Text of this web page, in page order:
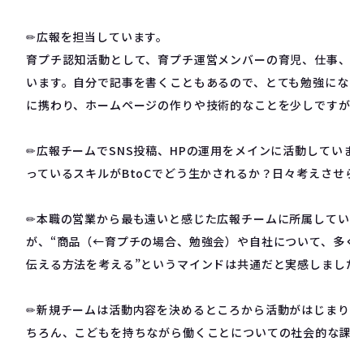
✏︎広報を担当しています。
育プチ認知活動として、育プチ運営メンバーの育児、仕事
います。自分で記事を書くこともあるので、とても勉強に
に携わり、ホームページの作りや技術的なことを少しですが
✏︎広報チームでSNS投稿、HPの運用をメインに活動して
っているスキルがBtoCでどう生かされるか？日々考えさせ
✏︎本職の営業から最も遠いと感じた広報チームに所属して
が、“商品（←育プチの場合、勉強会）や自社について、多
伝える方法を考える”というマインドは共通だと実感しまし
✏︎新規チームは活動内容を決めるところから活動がはじま
ちろん、こどもを持ちながら働くことについての社会的な